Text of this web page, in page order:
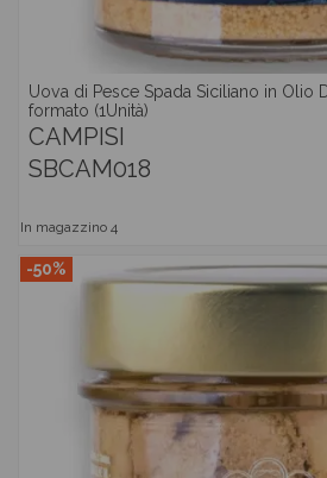
Uova di Pesce Spada Siciliano in Olio
formato (1Unità)
CAMPISI
SBCAM018
In magazzino 4
-50%